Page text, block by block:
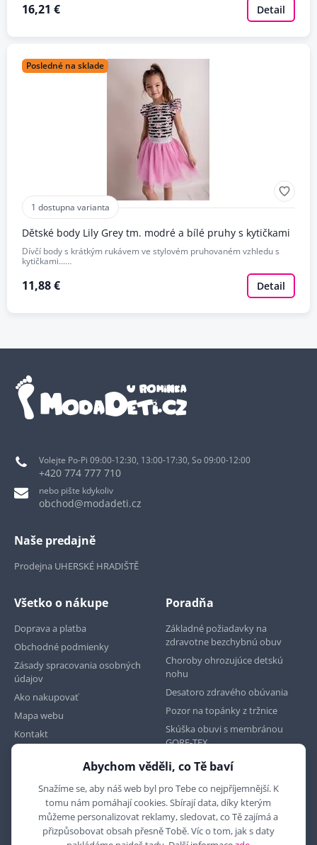
16,21 € Detail
Posledné na sklade
1 dostupna varianta
Dětské body Lily Grey tm. modré a bílé pruhy s kytičkami
Dívčí body s krátkým rukávem ve stylovém pruhovaném vzhledu s
kytičkami...…
11,88 € Detail
Volejte Po-Pi 09:00-12:30, 13:00-17:30, So 09:00-12:00
+420 774 777 710
nebo pište kdykoliv
obchod@modadeti.cz
Naše predajně
Prodejna UHERSKÉ HRADIŠTĚ
Všetko o nákupe
Doprava a platba
Obchodné podmienky
Zásady spracovania osobných
údajov
Ako nakupovať
Mapa webu
Kontakt
Poradňa
Základné požiadavky na
zdravotne bezchybnú obuv
Choroby ohrozujúce detskú
nohu
Desatoro zdravého obúvania
Pozor na topánky z tržnice
Skúška obuvi s membránou
GORE-TEX
Najdete nás na
Abychom věděli, co Tě baví
Snažíme se, aby náš web byl pro Tebe co nejpříjemnější. K
tomu nám pomáhají cookies. Sbírají data, díky kterým
můžeme personalizovat reklamy, sledovat, co Tě zajímá a
přizpůsobovat obsah přesně Tobě. Víc o tom, jak s daty